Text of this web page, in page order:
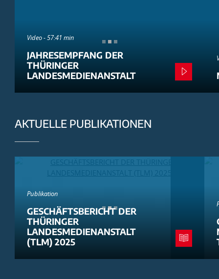
Video - 57:41 min
JAHRESEMPFANG DER
THÜRINGER
LANDESMEDIENANSTALT
AKTUELLE PUBLIKATIONEN
Publikation
GESCHÄFTSBERICHT DER
THÜRINGER
LANDESMEDIENANSTALT
(TLM) 2025